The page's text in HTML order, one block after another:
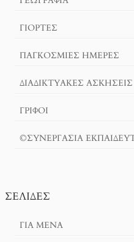
ΓΙΟΡΤΈΣ
ΠΑΓΚΟΣΜΙΕΣ ΗΜΕΡΕΣ
ΔΙΑΔΙΚΤΥΑΚΈΣ ΑΣΚΉΣΕΙΣ
ΓΡΙΦΟΙ
©ΣΥΝΕΡΓΑΣΙΑ
ΣΕΛΊΔΕΣ
ΓΙΑ ΜΕΝΑ